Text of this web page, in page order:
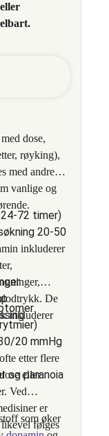
dose,
røyking),
med andre
vanlige og
72 timer)
20-50
inkluderer
De
inkluderer
20 mmHg
og paranoia
etter flere
eller
Ved
er
følges
som øker